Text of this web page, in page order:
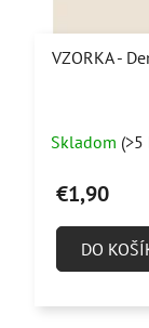
VZORKA -
Skladom (>5
€1,90
DO